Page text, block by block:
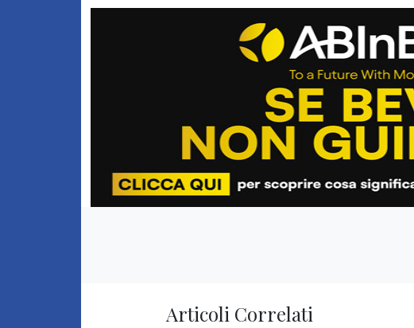
Articoli Correlati